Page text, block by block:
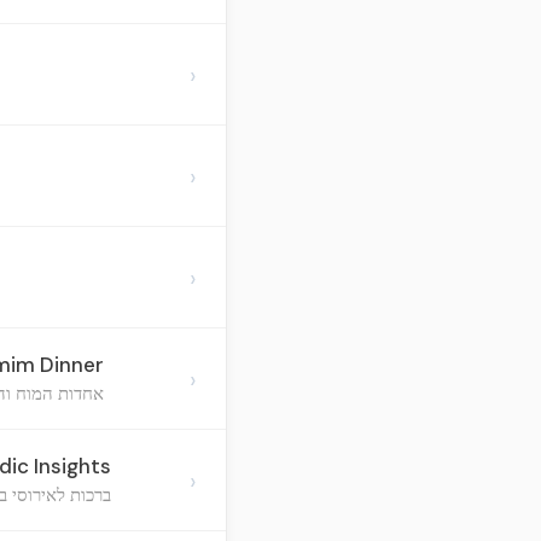
›
›
›
Dinner
אחדות המוח ›
Insights
ברכות לאירוסי ›